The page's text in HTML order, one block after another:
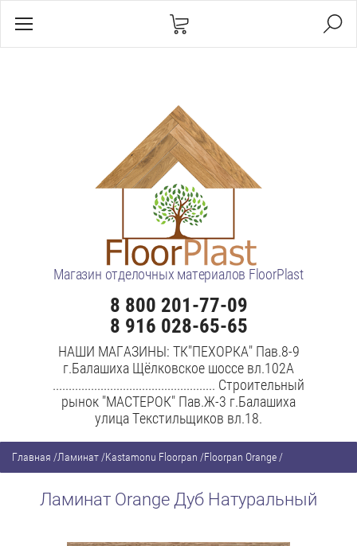
Магазин отделочных материалов FloorPlast
8 800 201-77-09
8 916 028-65-65
НАШИ МАГАЗИНЫ: ТК"ПЕХОРКА" Пав.8-9
г.Балашиха Щёлковское шоссе вл.102А
................................................... Строительный
рынок "МАСТЕРОК" Пав.Ж-3 г.Балашиха
улица Текстильщиков вл.18.
Главная /Ламинат/Kastamonu Floorpan /Floorpan Orange/
Ламинат Orange Дуб Натуральный